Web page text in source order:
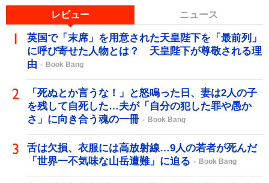
レビュー ニュース
英国で「末席」を用意された天皇陛下を「最前列」
に呼び寄せた人物とは？ 天皇陛下が尊敬される理
由
Book Bang
「死ぬとか言うな！」と怒鳴った日、妻は2人の子
を残して自死した…夫が「自分の犯した罪や愚か
さ」に向き合う魂の一冊
Book Bang
舌は欠損、衣服には高放射線…9人の若者が死んだ
「世界一不気味な山岳遭難」に迫る
Book Bang